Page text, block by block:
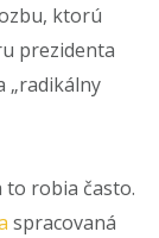
ktorú
prezidenta
„radikálny
to robia často.
spracovaná